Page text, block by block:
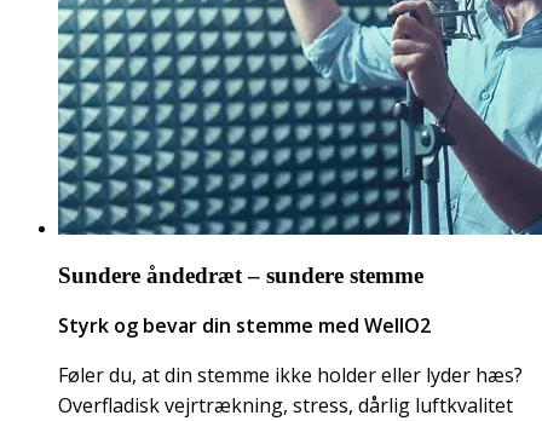
Sundere åndedræt – sundere stemme
Styrk og bevar din stemme med WellO2
Føler du, at din stemme ikke holder eller lyder hæs?
Overfladisk vejrtrækning, stress, dårlig luftkvalitet